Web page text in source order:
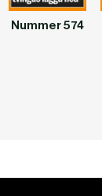
Nummer 574